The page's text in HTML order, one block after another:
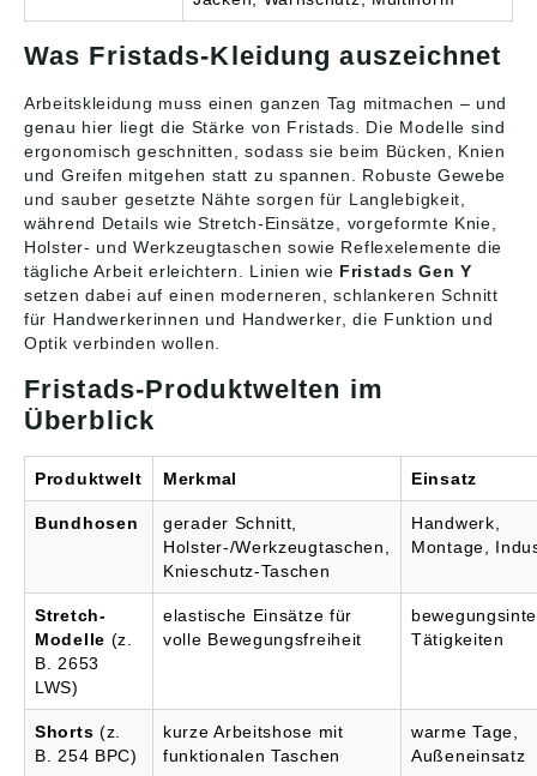
Was Fristads-Kleidung auszeichnet
Arbeitskleidung muss einen ganzen Tag mitmachen – und
genau hier liegt die Stärke von Fristads. Die Modelle sind
ergonomisch geschnitten, sodass sie beim Bücken, Knien
und Greifen mitgehen statt zu spannen. Robuste Gewebe
und sauber gesetzte Nähte sorgen für Langlebigkeit,
während Details wie Stretch-Einsätze, vorgeformte Knie,
Holster- und Werkzeugtaschen sowie Reflexelemente die
tägliche Arbeit erleichtern. Linien wie Fristads Gen Y
setzen dabei auf einen moderneren, schlankeren Schnitt
für Handwerkerinnen und Handwerker, die Funktion und
Optik verbinden wollen.
Fristads-Produktwelten im
Überblick
Produktwelt Merkmal Einsatz
Bundhosen
gerader Schnitt,
Holster-/Werkzeugtaschen,
Knieschutz-Taschen
Handwerk,
Montage,
Stretch-
Modelle (z.
B. 2653
LWS)
elastische Einsätze für
volle Bewegungsfreiheit
Tätigkeiten
Shorts (z.
B. 254 BPC)
kurze Arbeitshose mit
funktionalen Taschen
warme Tage,
Außeneinsatz